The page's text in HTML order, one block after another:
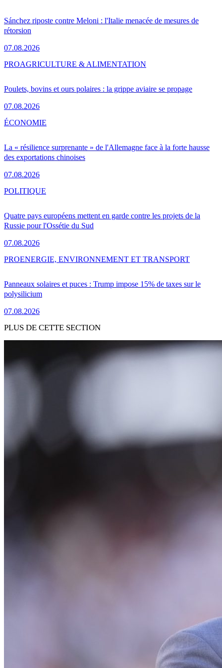
Sánchez riposte contre Meloni : l'Italie menacée de mesures de
rétorsion
07.08.2026
Poulets, bovins et ours polaires : la grippe aviaire se propage
07.08.2026
PROAGRICULTURE & ALIMENTATION
La « résilience surprenante » de l'Allemagne face à la forte hausse
des exportations chinoises
07.08.2026
ÉCONOMIE
Quatre pays européens mettent en garde contre les projets de la
Russie pour l'Ossétie du Sud
07.08.2026
POLITIQUE
Panneaux solaires et puces : Trump impose 15% de taxes sur le
polysilicium
07.08.2026
PROENERGIE, ENVIRONNEMENT ET TRANSPORT
PLUS DE CETTE SECTION